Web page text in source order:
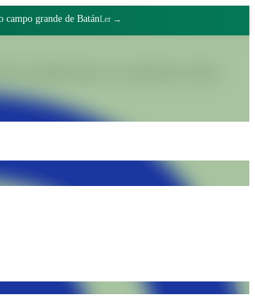
grande de BatánLer →
do trabalho digno e do compromisso coletivo.